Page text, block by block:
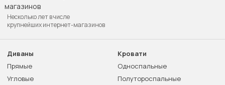
Несколько лет в числе
крупнейших интернет-магазинов
Диваны
Прямые
Угловые
Кровати
Односпальные
Полутороспальные